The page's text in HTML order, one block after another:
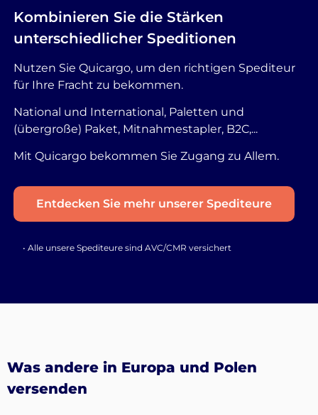
Kombinieren Sie die Stärken
unterschiedlicher Speditionen
Nutzen Sie Quicargo, um den richtigen Spediteur
für Ihre Fracht zu bekommen.
National und International, Paletten und
(übergroße) Paket, Mitnahmestapler, B2C,...
Mit Quicargo bekommen Sie Zugang zu Allem.
Entdecken Sie mehr unserer Spediteure
• Alle unsere Spediteure sind AVC/CMR versichert
Was andere in Europa und Polen
versenden